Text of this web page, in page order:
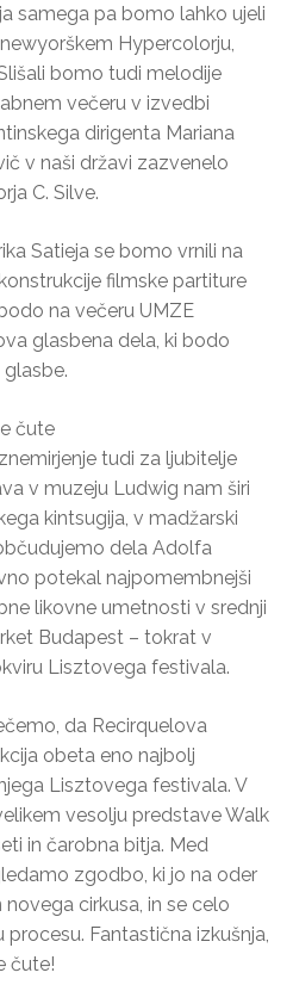
samega pa bomo lahko ujeli
Hypercolorju,
bomo tudi melodije
večeru v izvedbi
dirigenta Mariana
v naši državi zazvenelo
C. Silve.
Satieja se bomo vrnili na
filmske partiture
na večeru UMZE
glasbena dela, ki bodo
čute
tudi za ljubitelje
v muzeju Ludwig nam širi
kintsugija, v madžarski
dela Adolfa
potekal najpomembnejši
likovne umetnosti v srednji
Budapest – tokrat v
Lisztovega festivala.
da Recirquelova
obeta eno najbolj
Lisztovega festivala. V
vesolju predstave Walk
in čarobna bitja. Med
zgodbo, ki jo na oder
cirkusa, in se celo
Fantastična izkušnja,
čute!